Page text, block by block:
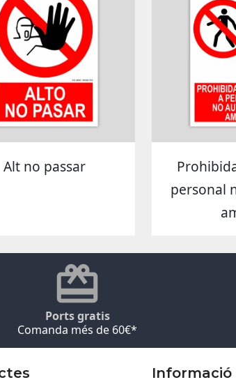
Alt no passar
personal
Ports gratis
Comanda més de 60€*
Informació